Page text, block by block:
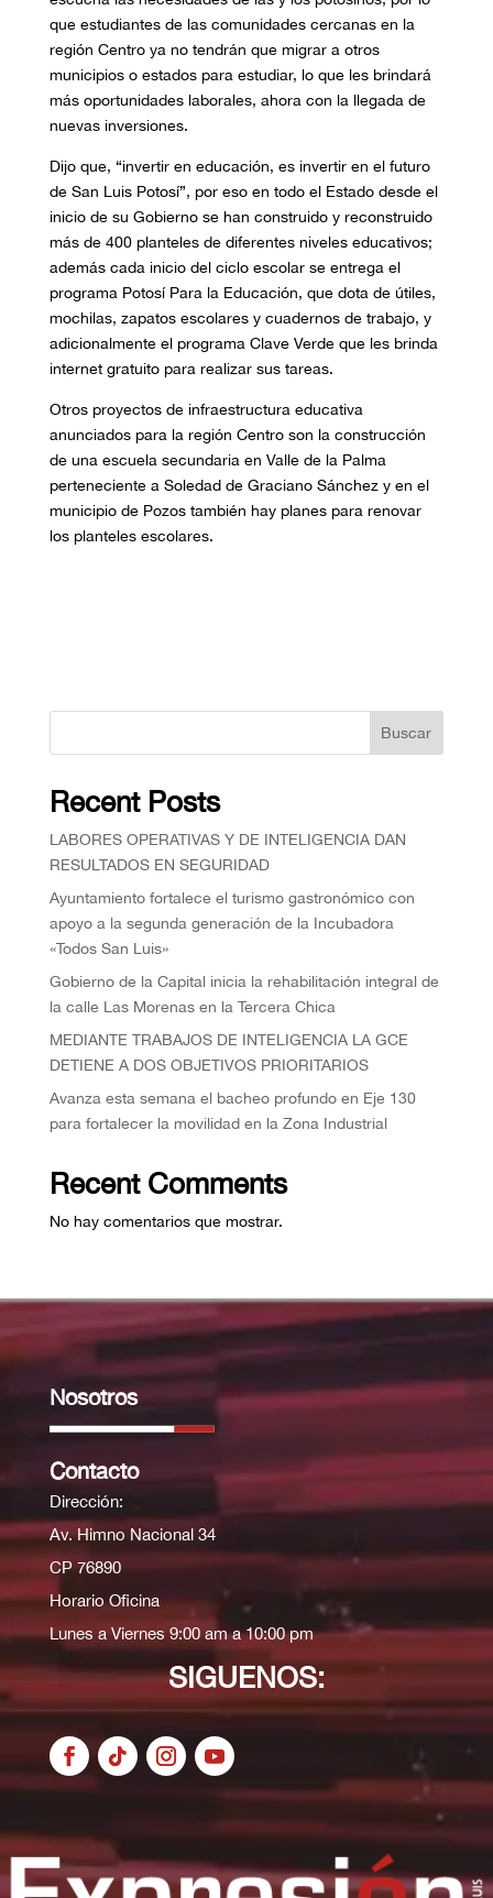
que estudiantes de las comunidades cercanas en la
región Centro ya no tendrán que migrar a otros
municipios o estados para estudiar, lo que les brindará
más oportunidades laborales, ahora con la llegada de
nuevas inversiones.
Dijo que, “invertir en educación, es invertir en el futuro
de San Luis Potosí”, por eso en todo el Estado desde el
inicio de su Gobierno se han construido y reconstruido
más de 400 planteles de diferentes niveles educativos;
además cada inicio del ciclo escolar se entrega el
programa Potosí Para la Educación, que dota de útiles,
mochilas, zapatos escolares y cuadernos de trabajo, y
adicionalmente el programa Clave Verde que les brinda
internet gratuito para realizar sus tareas.
Otros proyectos de infraestructura educativa
anunciados para la región Centro son la construcción
de una escuela secundaria en Valle de la Palma
perteneciente a Soledad de Graciano Sánchez y en el
municipio de Pozos también hay planes para renovar
los planteles escolares.
Buscar
Recent Posts
⁠LABORES OPERATIVAS Y DE INTELIGENCIA DAN
RESULTADOS EN SEGURIDAD
Ayuntamiento fortalece el turismo gastronómico con
apoyo a la segunda generación de la Incubadora
«Todos San Luis»
Gobierno de la Capital inicia la rehabilitación integral de
la calle Las Morenas en la Tercera Chica
MEDIANTE TRABAJOS DE INTELIGENCIA LA GCE
DETIENE A DOS OBJETIVOS PRIORITARIOS
Avanza esta semana el bacheo profundo en Eje 130
para fortalecer la movilidad en la Zona Industrial
Recent Comments
No hay comentarios que mostrar.
Nosotros
Contacto
Dirección:
Av. Himno Nacional 34
CP 76890
Horario Oficina
Lunes a Viernes 9:00 am a 10:00 pm
SIGUENOS: